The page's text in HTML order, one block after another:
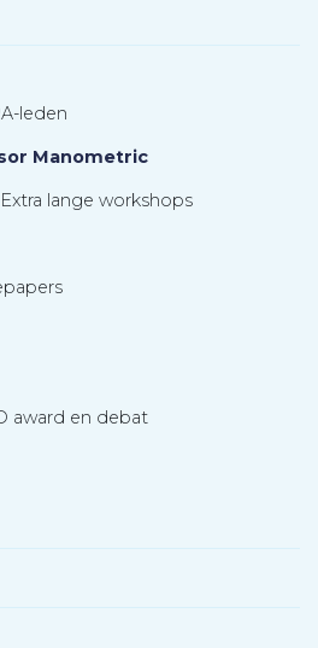
leden
Manometric
Extra lange workshops
award en debat